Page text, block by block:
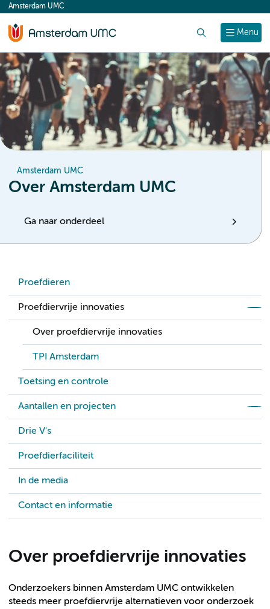
content
Menu
Amsterdam UMC
Amsterdam UMC
Over Amsterdam UMC
Ga naar onderdeel
Proefdieren
Proefdiervrije innovaties
Over proefdiervrije innovaties
TPI Amsterdam
Toetsing en controle
Aantallen en projecten
Drie V's
Proefdierfaciliteit
In de media
Contact en informatie
Over proefdiervrije innovaties
Onderzoekers binnen Amsterdam UMC ontwikkelen
steeds meer proefdiervrije alternatieven voor onderzoek